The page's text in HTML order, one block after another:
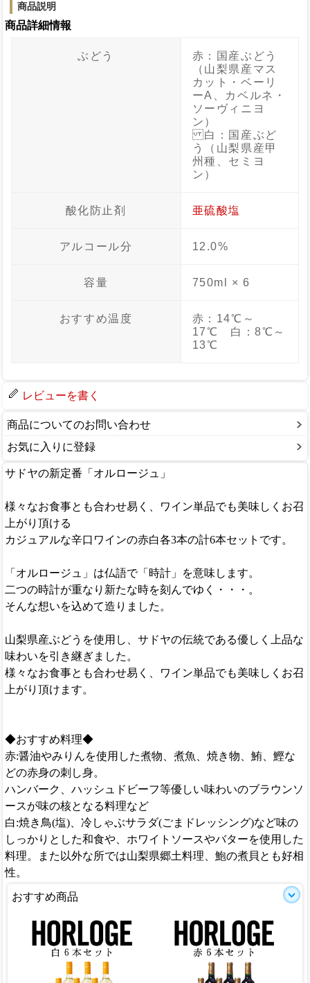
商品説明
商品詳細情報
ぶどう
赤：国産ぶどう
（山梨県産マス
カット・ベーリ
ーA、カベルネ・
ソーヴィニヨ
ン）
白：国産ぶど
う（山梨県産甲
州種、セミヨ
ン）
酸化防止剤 亜硫酸塩
アルコール分 12.0%
容量 750ml × 6
おすすめ温度
赤：14℃～
17℃ 白：8℃～
13℃
レビューを書く
商品についてのお問い合わせ
お気に入りに登録
サドヤの新定番「オルロージュ」
様々なお食事とも合わせ易く、ワイン単品でも美味しくお召
上がり頂ける
カジュアルな辛口ワインの赤白各3本の計6本セットです。
「オルロージュ」は仏語で「時計」を意味します。
二つの時計が重なり新たな時を刻んでゆく・・・。
そんな想いを込めて造りました。
山梨県産ぶどうを使用し、サドヤの伝統である優しく上品な
味わいを引き継ぎました。
様々なお食事とも合わせ易く、ワイン単品でも美味しくお召
上がり頂けます。
◆おすすめ料理◆
赤:醤油やみりんを使用した煮物、煮魚、焼き物、鮪、鰹な
どの赤身の刺し身。
ハンバーク、ハッシュドビーフ等優しい味わいのブラウンソ
ースが味の核となる料理など
白:焼き鳥(塩)、冷しゃぶサラダ(ごまドレッシング)など味の
しっかりとした和食や、ホワイトソースやバターを使用した
料理。また以外な所では山梨県郷土料理、鮑の煮貝とも好相
性。
おすすめ商品